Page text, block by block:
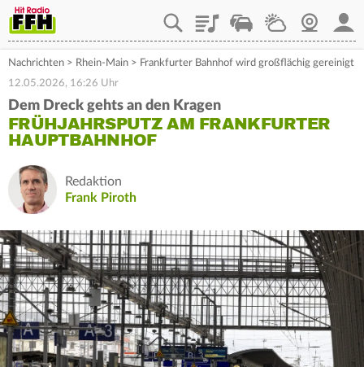
PlaylistStaupilotWetterWebcam
Nachrichten > Rhein-Main > Frankfurter Bahnhof wird großflächig gereinigt
12.05.2026, 16:26 Uhr
Dem Dreck gehts an den Kragen
FRÜHJAHRSPUTZ AM FRANKFURTER
HAUPTBAHNHOF
Redaktion
Frank Piroth